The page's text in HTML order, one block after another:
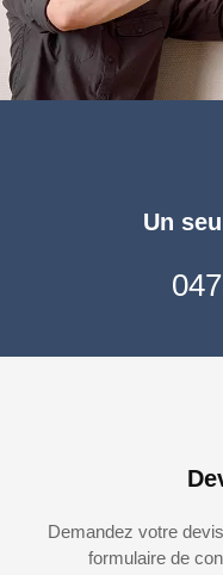
Un
Demandez votre
formulaire de